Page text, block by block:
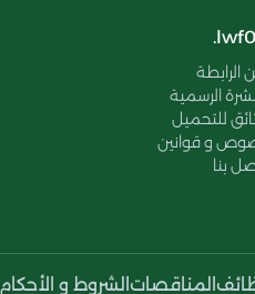
الرابطة
الرسمية
للتحميل
و قوانين
بنا
المناقصات الشروط و الأحكام